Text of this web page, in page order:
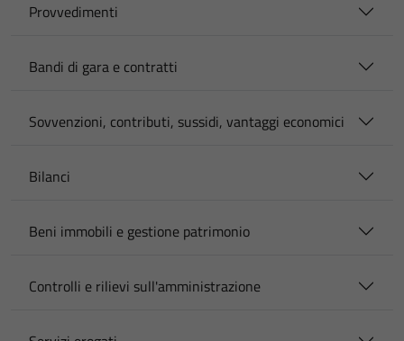
Provvedimenti
Bandi di gara e contratti
Sovvenzioni, contributi, sussidi, vantaggi economici
Bilanci
Beni immobili e gestione patrimonio
Controlli e rilievi sull'amministrazione